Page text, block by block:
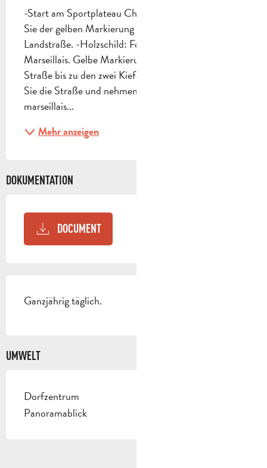
-Start am Sportplateau Christophe Pignol . Folgen
Sie der gelben Markierung . Vorsicht auf der
Landstraße. -Holzschild: Folgen Sie dem Col du
Marseillais. Gelbe Markierung. Folgen Sie der
Straße bis zu den zwei Kiefern (1,5 km). Verlassen
Sie die Straße und nehmen Sie den Weg. -Col du
marseillais...
Mehr anzeigen
DOKUMENTATION
DOCUMENT
Ganzjährig täglich.
UMWELT
Dorfzentrum
Panoramablick